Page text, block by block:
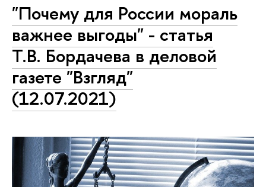
"Почему для России мораль
важнее выгоды" - статья
Т.В. Бордачева в деловой
газете "Взгляд"
(12.07.2021)